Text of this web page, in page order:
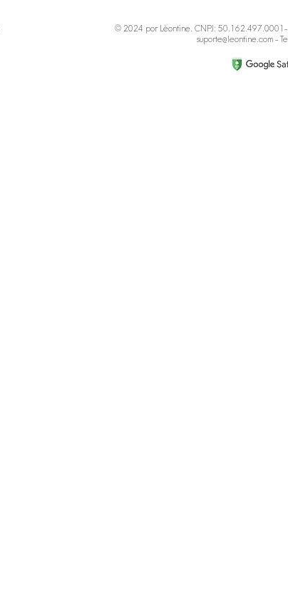
© 2024 por Lèontine. CNPJ:
suporte@leontine.com-